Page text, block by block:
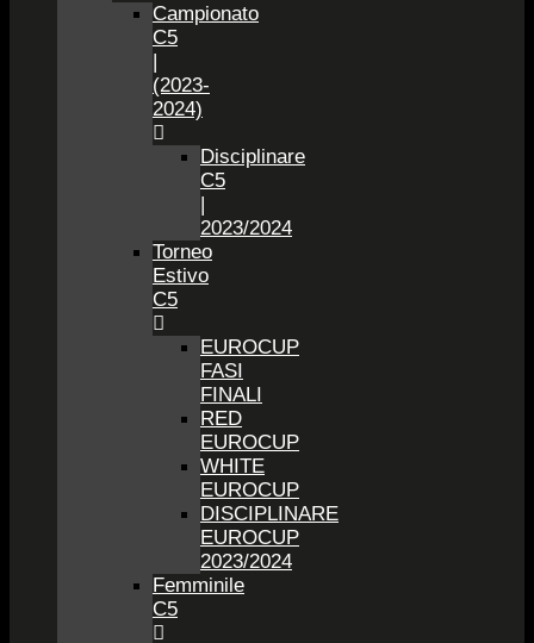
Campionato
C5
|
(2023-
2024)
Disciplinare
C5
|
2023/2024
Torneo
Estivo
C5
EUROCUP
FASI
FINALI
RED
EUROCUP
WHITE
EUROCUP
DISCIPLINARE
EUROCUP
2023/2024
Femminile
C5